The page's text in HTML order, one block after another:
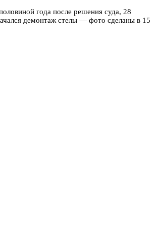
года после решения суда, 28
демонтаж стелы — фото сделаны в 15